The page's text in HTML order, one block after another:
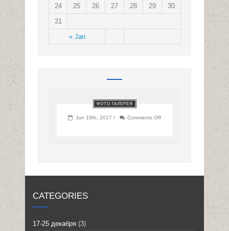
« Jan
24
25 26 27 28 29
30
31
ФОТО ГАЛЕРЕЯ
Jun 19th, 2017 / Comments Off
CATEGORIES
17-25 декабря (3)